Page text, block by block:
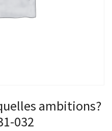
ambitions?
032